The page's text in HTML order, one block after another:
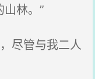
林。”
尽管与我二人